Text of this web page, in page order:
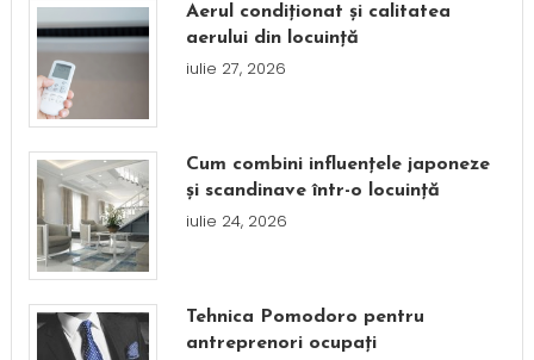
Aerul condiționat și calitatea
aerului din locuință
iulie 27, 2026
Cum combini influențele japoneze
și scandinave într-o locuință
iulie 24, 2026
Tehnica Pomodoro pentru
antreprenori ocupați